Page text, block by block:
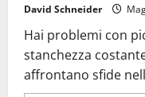
David Schneider
Hai problemi con
stanchezza
affrontano sfide